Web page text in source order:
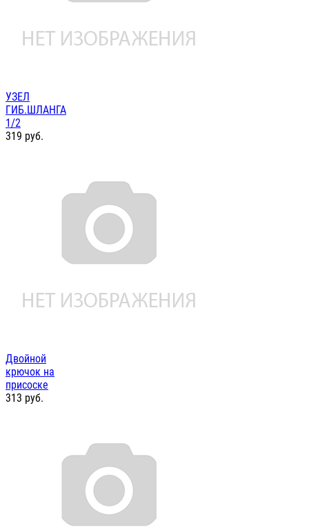
УЗЕЛ
ГИБ.ШЛАНГА
1/2
319 руб.
Двойной
крючок на
присоске
313 руб.